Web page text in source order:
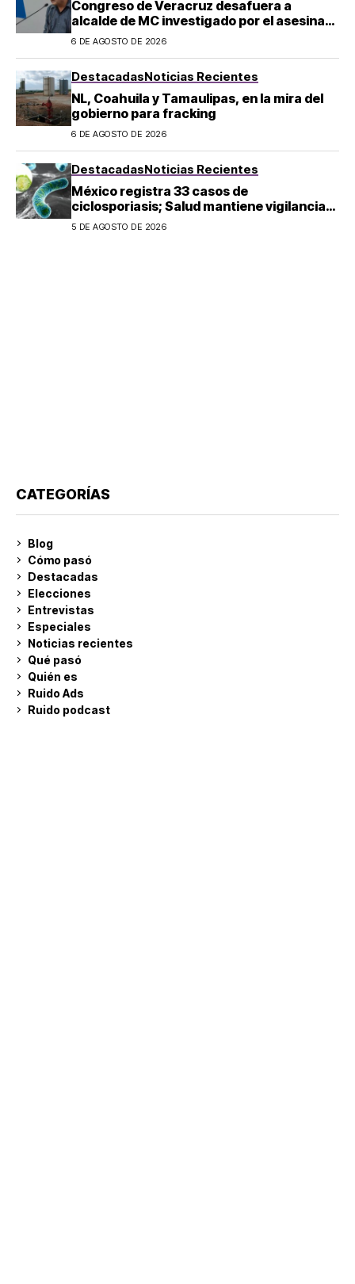
Congreso de Veracruz desafuera a
alcalde de MC investigado por el asesinato
de la periodista Roxana Guzmán
6 DE AGOSTO DE 2026
DestacadasNoticias Recientes
NL, Coahuila y Tamaulipas, en la mira del
gobierno para fracking
6 DE AGOSTO DE 2026
DestacadasNoticias Recientes
México registra 33 casos de
ciclosporiasis; Salud mantiene vigilancia
epidemiológica
5 DE AGOSTO DE 2026
CATEGORÍAS
Blog
Cómo pasó
Destacadas
Elecciones
Entrevistas
Especiales
Noticias recientes
Qué pasó
Quién es
Ruido Ads
Ruido podcast